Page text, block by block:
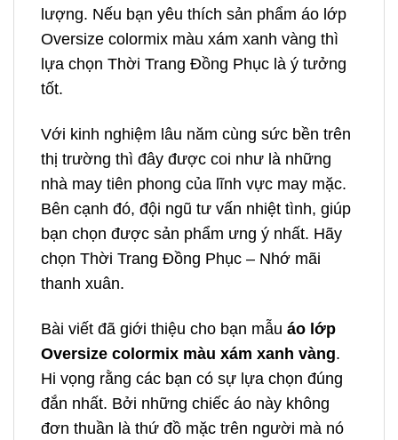
lượng. Nếu bạn yêu thích sản phẩm áo lớp
Oversize colormix màu xám xanh vàng thì
lựa chọn Thời Trang Đồng Phục là ý tưởng
tốt.
Với kinh nghiệm lâu năm cùng sức bền trên
thị trường thì đây được coi như là những
nhà may tiên phong của lĩnh vực may mặc.
Bên cạnh đó, đội ngũ tư vấn nhiệt tình, giúp
bạn chọn được sản phẩm ưng ý nhất. Hãy
chọn Thời Trang Đồng Phục – Nhớ mãi
thanh xuân.
Bài viết đã giới thiệu cho bạn mẫu áo lớp
Oversize colormix màu xám xanh vàng.
Hi vọng rằng các bạn có sự lựa chọn đúng
đắn nhất. Bởi những chiếc áo này không
đơn thuần là thứ đồ mặc trên người mà nó